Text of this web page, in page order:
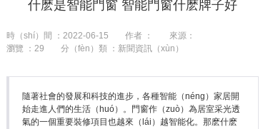
聯係
什麽是智能門窗 智能門窗什麽牌子好
時（shí）間 ：2022-06-15 作者 ：
來源：
瀏覽 ：29 分（fèn）類 ：新聞資訊（xùn）
隨著社會的發展和科技的進步，各種智能（néng）家居開
始走進人們的生活（huó）。門窗作（zuò）為居室采光透
氣的一個重要裝修項目也越來（lái）越智能化。那麽什麽